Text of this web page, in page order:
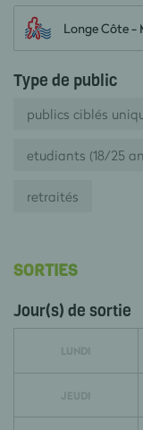
Longe Côte -
Type de public
publics ciblés
etudiants (18/25
retraités
SORTIES
Jour(s) de sortie
LUNDI
JEUDI